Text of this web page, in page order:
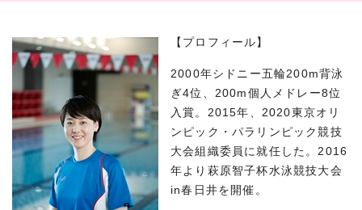
【プロフィール】
2000年シドニー五輪200m背泳
ぎ4位、200m個人メドレー8位
入賞。2015年、2020東京オリ
ンピック・パラリンピック競技
大会組織委員に就任した。2016
年より萩原智子杯水泳競技大会
in春日井を開催。